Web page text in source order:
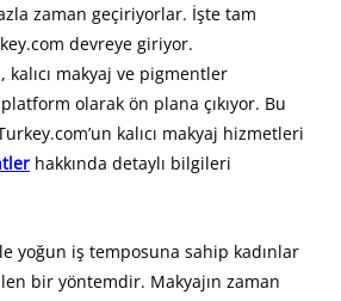
zaman geçiriyorlar. İşte tam
devreye giriyor.
kalıcı makyaj ve pigmentler
olarak ön plana çıkıyor. Bu
kalıcı makyaj hizmetleri
hakkında detaylı bilgileri
yoğun iş temposuna sahip kadınlar
bir yöntemdir. Makyajın zaman